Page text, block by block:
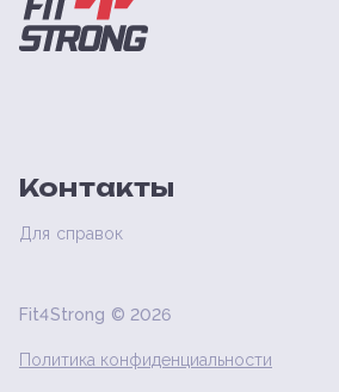
Контакты
Для справок
Fit4Strong © 2026
Политика конфиденциальности